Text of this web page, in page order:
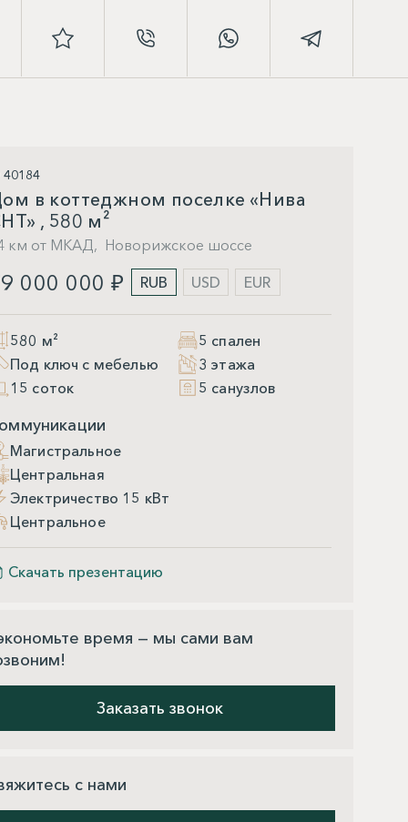
40184
в коттеджном поселке «Нива
, 580 м²
км от МКАД, Новорижское шоссе
000 000 ₽ RUB USD EUR
580 м²
Под ключ с мебелью
15 соток
5 спален
3 этажа
5 санузлов
Магистральное
Центральная
Электричество 15 кВт
Центральное
Скачать презентацию
время — мы сами вам
Заказать звонок
с нами